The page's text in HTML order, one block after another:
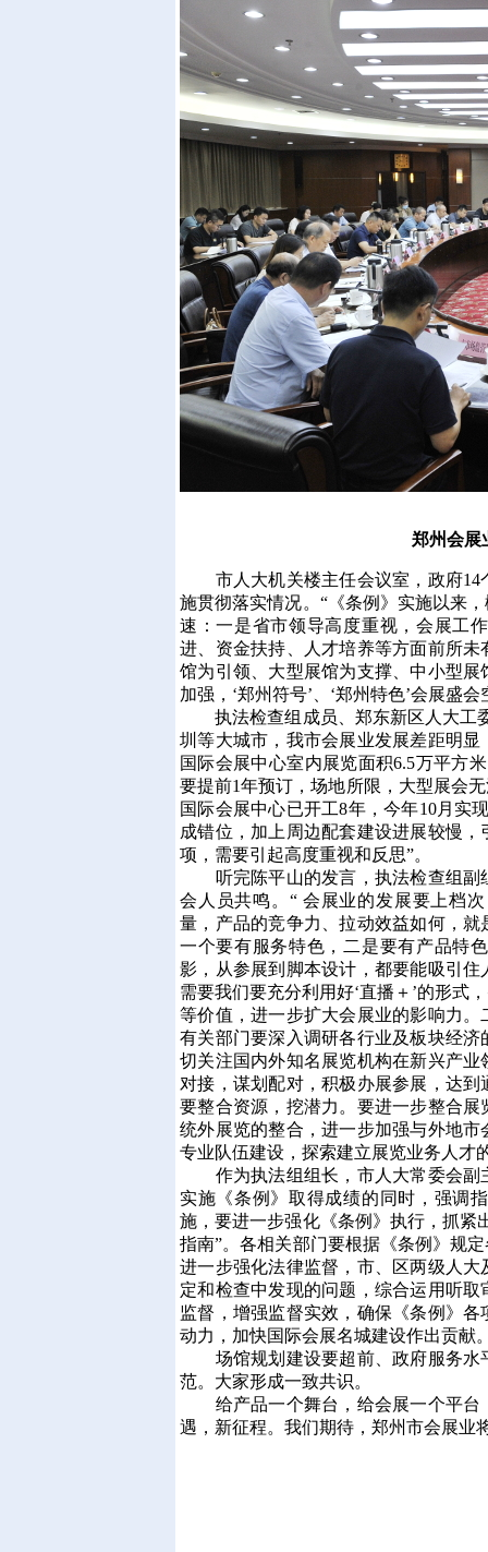
郑州会展
市人大机关楼主任会议室，政府14
施贯彻落实情况。“《条例》实施以来
速：一是省市领导高度重视，会展工
进、资金扶持、人才培养等方面前所
馆为引领、大型展馆为支撑、中小型
加强，‘郑州符号’、‘郑州特色’会展盛
执法检查组成员、郑东新区人大工
圳等大城市，我市会展业发展差距明
国际会展中心室内展览面积6.5万平方
要提前1年预订，场地所限，大型展会
国际会展中心已开工8年，今年10月实
成错位，加上周边配套建设进展较慢
项，需要引起高度重视和反思”。
听完陈平山的发言，执法检查组副
会人员共鸣。“ 会展业的发展要上档
量，产品的竞争力、拉动效益如何，
一个要有服务特色，二是要有产品特
影，从参展到脚本设计，都要能吸引
需要我们要充分利用好‘直播＋’的形式
等价值，进一步扩大会展业的影响力
有关部门要深入调研各行业及板块经
切关注国内外知名展览机构在新兴产
对接，谋划配对，积极办展参展，达
要整合资源，挖潜力。要进一步整合
统外展览的整合，进一步加强与外地
专业队伍建设，探索建立展览业务人才
作为执法组组长，市人大常委会副
实施《条例》取得成绩的同时，强调
施，要进一步强化《条例》执行，抓紧
指南”。各相关部门要根据《条例》规
进一步强化法律监督，市、区两级人
定和检查中发现的问题，综合运用听
监督，增强监督实效，确保《条例》
动力，加快国际会展名城建设作出贡献
场馆规划建设要超前、政府服务水
范。大家形成一致共识。
给产品一个舞台，给会展一个平台
遇，新征程。我们期待，郑州市会展业